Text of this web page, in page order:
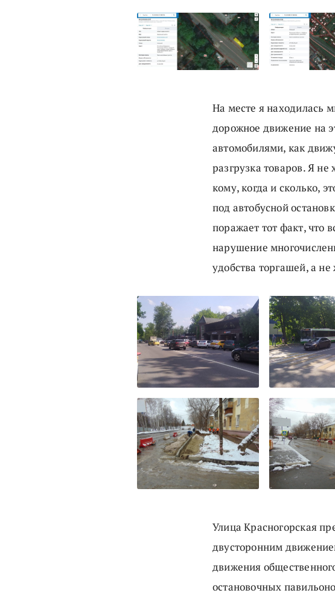
На месте я находилась
дорожное движение на
автомобилями, как
разгрузка товаров. Я
кому, когда и сколько,
под автобусной
поражает тот факт, что
нарушение
удобства торгашей, а не
Улица Красногорская
двусторонним
движения
остановочных